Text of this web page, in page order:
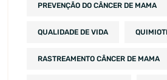
PREVENÇÃO DO CÂNCER DE MAMA
QUALIDADE DE VIDA
RASTREAMENTO CÂNCER DE MAMA